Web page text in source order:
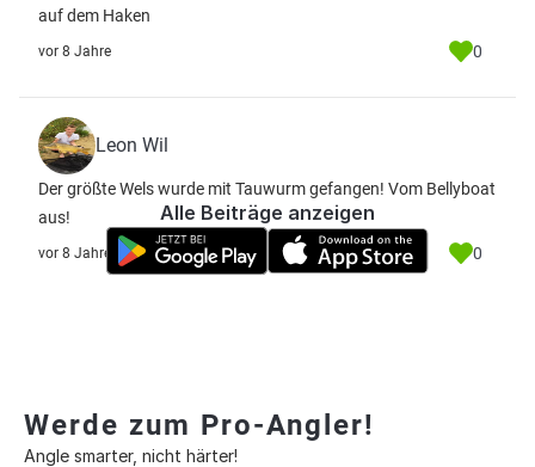
auf dem Haken
vor 8 Jahre 0
Leon Wil
Der größte Wels wurde mit Tauwurm gefangen! Vom Bellyboat
aus!
vor 8 Jahre 0
Alle Beiträge anzeigen
Werde zum Pro-Angler!
Angle smarter, nicht härter!